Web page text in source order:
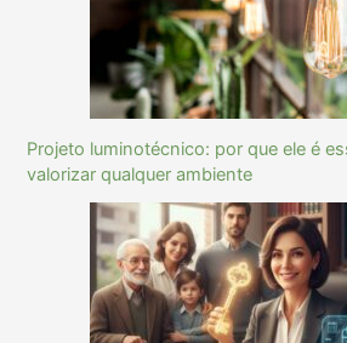
Projeto luminotécnico: por que ele é
valorizar qualquer ambiente